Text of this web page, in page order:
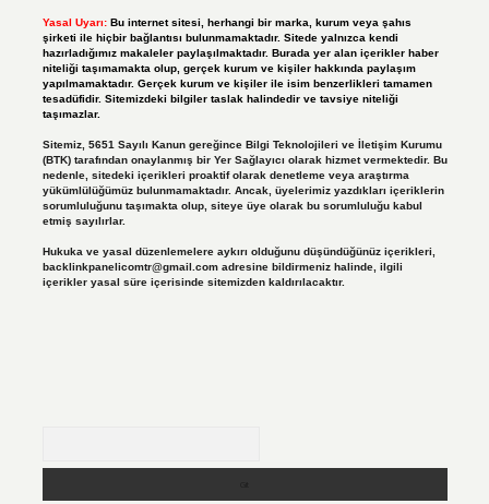
Yasal Uyarı: Bu internet sitesi, herhangi bir marka, kurum veya şahıs
şirketi ile hiçbir bağlantısı bulunmamaktadır. Sitede yalnızca kendi
hazırladığımız makaleler paylaşılmaktadır. Burada yer alan içerikler haber
niteliği taşımamakta olup, gerçek kurum ve kişiler hakkında paylaşım
yapılmamaktadır. Gerçek kurum ve kişiler ile isim benzerlikleri tamamen
tesadüfidir. Sitemizdeki bilgiler taslak halindedir ve tavsiye niteliği
taşımazlar.
Sitemiz, 5651 Sayılı Kanun gereğince Bilgi Teknolojileri ve İletişim Kurumu
(BTK) tarafından onaylanmış bir Yer Sağlayıcı olarak hizmet vermektedir. Bu
nedenle, sitedeki içerikleri proaktif olarak denetleme veya araştırma
yükümlülüğümüz bulunmamaktadır. Ancak, üyelerimiz yazdıkları içeriklerin
sorumluluğunu taşımakta olup, siteye üye olarak bu sorumluluğu kabul
etmiş sayılırlar.
Hukuka ve yasal düzenlemelere aykırı olduğunu düşündüğünüz içerikleri,
backlinkpanelicomtr@gmail.comadresine bildirmeniz halinde, ilgili
içerikler yasal süre içerisinde sitemizden kaldırılacaktır.